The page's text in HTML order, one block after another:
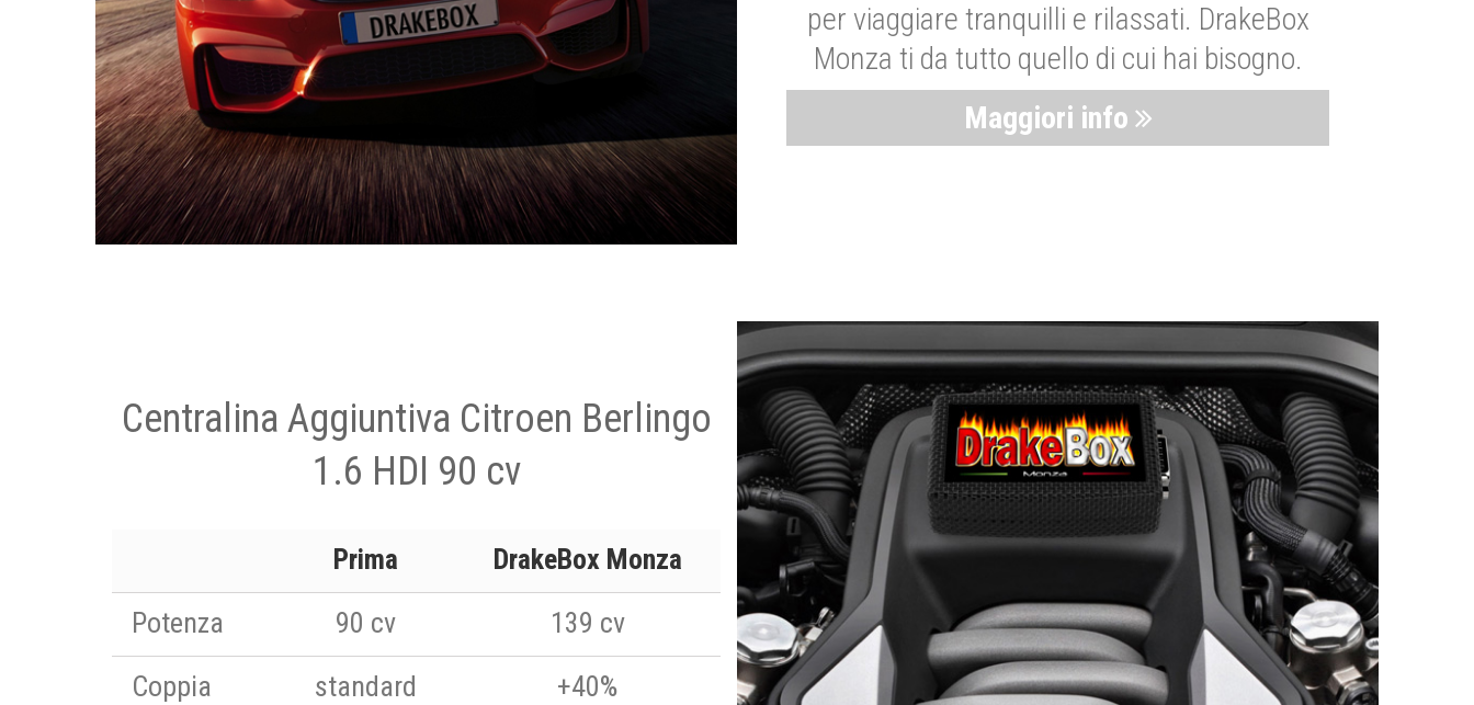
per viaggiare tranquilli e rilassati. DrakeBox
Monza ti da tutto quello di cui hai bisogno.
Maggiori info
Centralina Aggiuntiva Citroen Berlingo
1.6 HDI 90 cv
Prima
DrakeBox Monza
Potenza
90 cv
139 cv
Coppia
standard
+40%